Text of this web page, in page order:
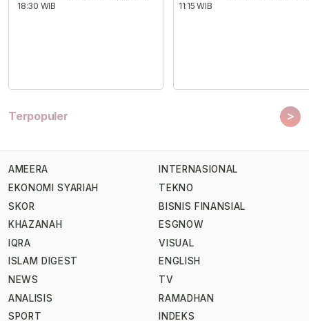
18:30 WIB
11:15 WIB
Terpopuler >
AMEERA
EKONOMI SYARIAH
SKOR
KHAZANAH
IQRA
ISLAM DIGEST
NEWS
ANALISIS
SPORT
INTERNASIONAL
TEKNO
BISNIS FINANSIAL
ESGNOW
VISUAL
ENGLISH
TV
RAMADHAN
INDEKS